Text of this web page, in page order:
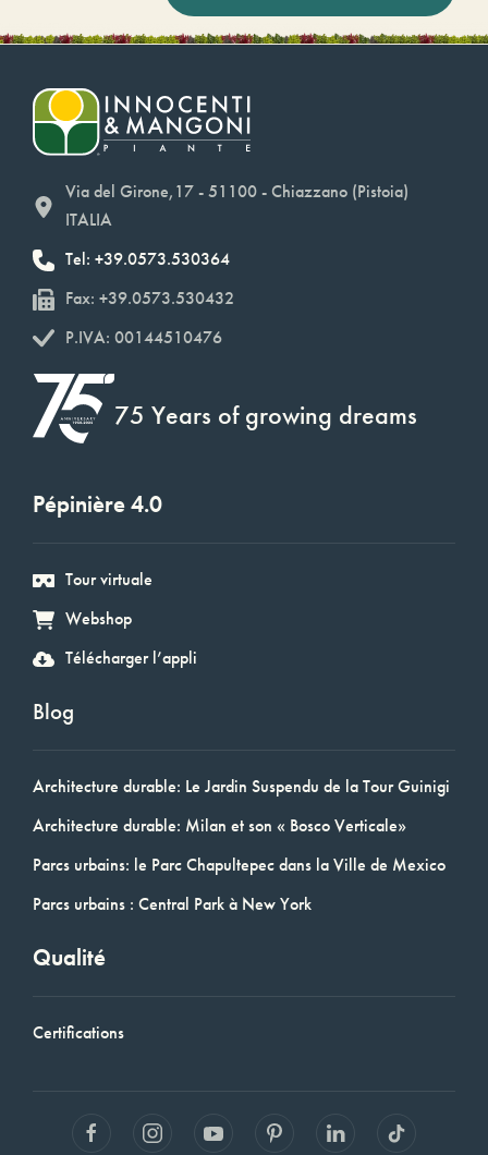
Via del Girone,17 - 51100 - Chiazzano (Pistoia)
ITALIA
Tel: +39.0573.530364
Fax: +39.0573.530432
P.IVA: 00144510476
75 Years of growing dreams
Pépinière 4.0
Tour virtuale
Webshop
Télécharger l’appli
Blog
Architecture durable: Le Jardin Suspendu de la Tour Guinigi
Architecture durable: Milan et son « Bosco Verticale»
Parcs urbains: le Parc Chapultepec dans la Ville de Mexico
Parcs urbains : Central Park à New York
Qualité
Certifications